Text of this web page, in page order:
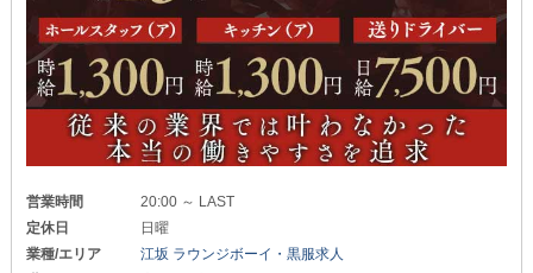
営業時間
20:00 ～ LAST
定休日
日曜
業種/エリア
江坂 ラウンジボーイ・黒服求人